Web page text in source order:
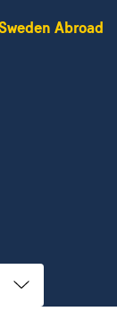
Abroad